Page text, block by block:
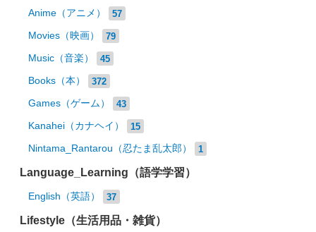
Anime（アニメ） 57
Movies（映画） 79
Music（音楽） 45
Books（本） 372
Games（ゲーム） 43
Kanahei（カナヘイ） 15
Nintama_Rantarou（忍たま乱太郎） 1
Language_Learning（語学学習）
English（英語） 37
Lifestyle（生活用品・雑貨）